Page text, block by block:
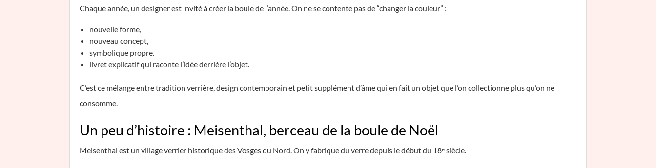
Chaque année, un designer est invité à créer la boule de l’année. On ne se contente pas de “changer la couleur” :
nouvelle forme,
nouveau concept,
symbolique propre,
livret explicatif qui raconte l’idée derrière l’objet.
C’est ce mélange entre tradition verrière, design contemporain et petit supplément d’âme qui en fait un objet que l’on collectionne plus qu’on ne
consomme.
Un peu d’histoire : Meisenthal, berceau de la boule de Noël
Meisenthal est un village verrier historique des Vosges du Nord. On y fabrique du verre depuis le début du 18ᵉ siècle.